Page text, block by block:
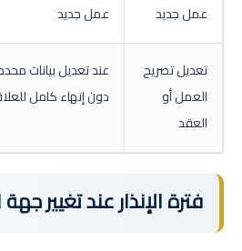
عمل جديد عمل جديد
تعديل تصريح
العمل أو
العقد
عند تعديل بيانات
دون إنهاء كامل
فترة الإنذار عند تغيير